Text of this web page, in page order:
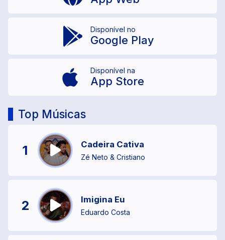
Disponível no
Google Play
Disponível na
App Store
Top Músicas
1 Cadeira Cativa
Zé Neto & Cristiano
2 Imigina Eu
Eduardo Costa